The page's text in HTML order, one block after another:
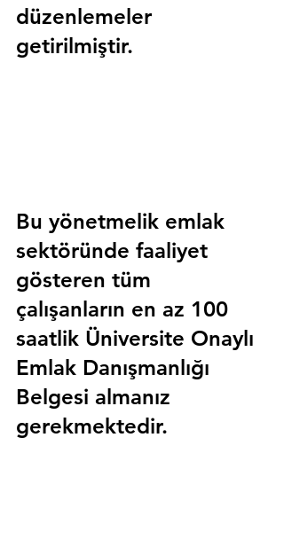
düzenlemeler
getirilmiştir.
Bu yönetmelik emlak
sektöründe faaliyet
gösteren tüm
çalışanların en az 100
saatlik Üniversite Onaylı
Emlak Danışmanlığı
Belgesi almanız
gerekmektedir.